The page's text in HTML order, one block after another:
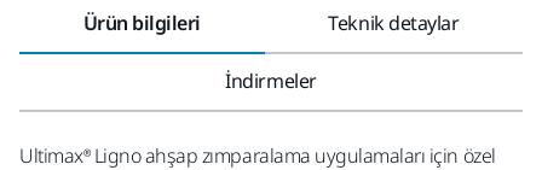
Ürün bilgileri Teknik detaylar
İndirmeler
Ultimax® Ligno ahşap zımparalama uygulamaları için özel